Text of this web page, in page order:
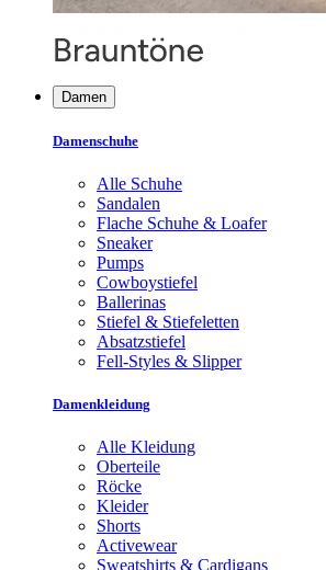
Damen
Damenschuhe
Alle Schuhe
Sandalen
Flache Schuhe & Loafer
Sneaker
Pumps
Cowboystiefel
Ballerinas
Stiefel & Stiefeletten
Absatzstiefel
Fell-Styles & Slipper
Damenkleidung
Alle Kleidung
Oberteile
Röcke
Kleider
Shorts
Activewear
Sweatshirts & Cardigans